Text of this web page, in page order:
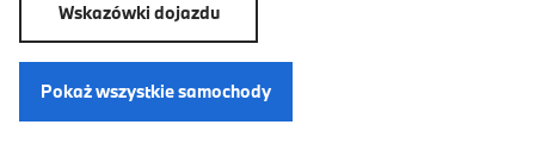
Wskazówki dojazdu
Pokaż wszystkie samochody